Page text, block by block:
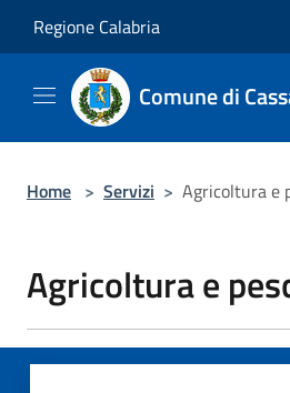
Regione Calabria
Comune di
Home > Servizi > Agricoltura e
Agricoltura e